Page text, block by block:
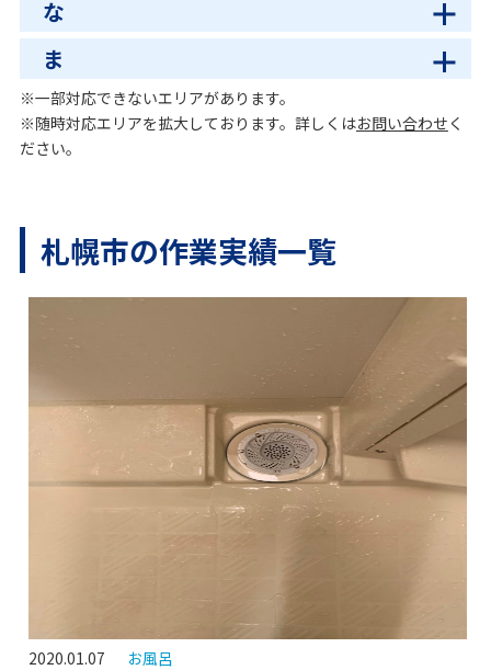
な
ま
※一部対応できないエリアがあります。
※随時対応エリアを拡大しております。詳しくはお問い合わせ く
ださい。
札幌市の作業実績一覧
2020.01.07 お風呂